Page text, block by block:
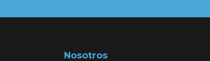
Nosotros